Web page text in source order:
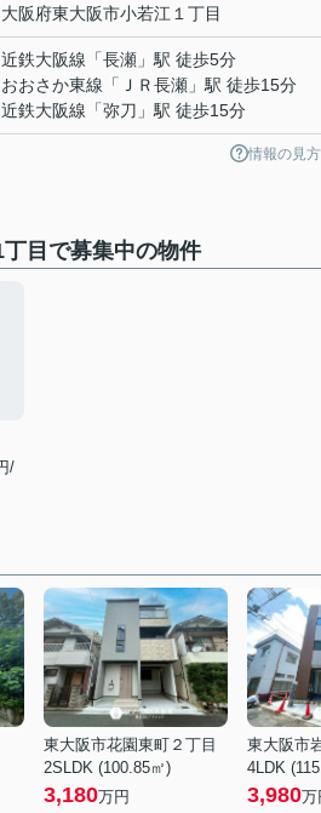
大阪府東大阪市小若江 １丁目
近鉄大阪線 「長瀬 」駅 徒歩5分
おおさか東線 「 ＪＲ長瀬 」駅 徒歩15分
近鉄大阪線 「弥刀 」駅 徒歩15分
情報の見方
目で募集中の物件
/
東大阪市花園東町２丁目
2SLDK (100.85㎡)
3,180万円
東大阪市
4LDK
3,980万